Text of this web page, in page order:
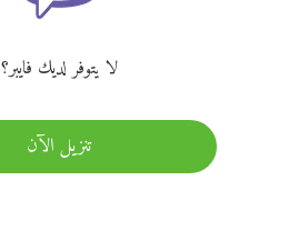
لا يتوفر لديك فايبر؟
تنزيل الآن